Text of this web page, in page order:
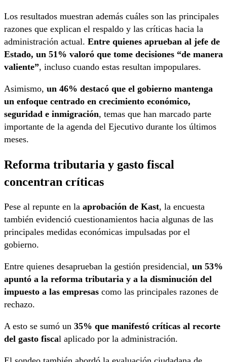
Los resultados muestran además cuáles son las principales
razones que explican el respaldo y las críticas hacia la
administración actual. Entre quienes aprueban al jefe de
Estado, un 51% valoró que tome decisiones “de manera
valiente”, incluso cuando estas resultan impopulares.
Asimismo, un 46% destacó que el gobierno mantenga
un enfoque centrado en crecimiento económico,
seguridad e inmigración, temas que han marcado parte
importante de la agenda del Ejecutivo durante los últimos
meses.
Reforma tributaria y gasto fiscal
concentran críticas
Pese al repunte en la aprobación de Kast, la encuesta
también evidenció cuestionamientos hacia algunas de las
principales medidas económicas impulsadas por el
gobierno.
Entre quienes desaprueban la gestión presidencial, un 53%
apuntó a la reforma tributaria y a la disminución del
impuesto a las empresas como las principales razones de
rechazo.
A esto se sumó un 35% que manifestó críticas al recorte
del gasto fiscal aplicado por la administración.